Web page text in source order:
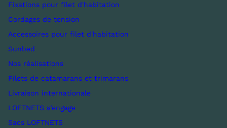
Fixations pour filet d'habitation
Cordages de tension
Accessoires pour filet d'habitation
Sunbed
Nos réalisations
Filets de catamarans et trimarans
Livraison internationale
LOFTNETS s’engage
Sacs LOFTNETS